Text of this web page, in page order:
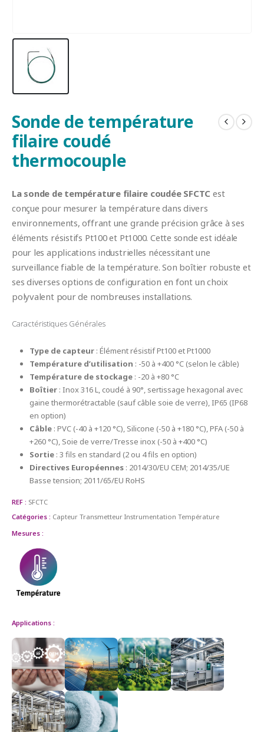
Sonde de température
filaire coudé
thermocouple
La sonde de température filaire coudée SFCTC est
conçue pour mesurer la température dans divers
environnements, offrant une grande précision grâce à ses
éléments résistifs Pt100 et Pt1000. Cette sonde est idéale
pour les applications industrielles nécessitant une
surveillance fiable de la température. Son boîtier robuste et
ses diverses options de configuration en font un choix
polyvalent pour de nombreuses installations.
Caractéristiques Générales
Type de capteur: Élément résistif Pt100 et Pt1000
Température d’utilisation : -50 à +400 °C (selon le câble)
Température de stockage: -20 à +80 °C
Boîtier: Inox 316 L, coudé à 90°, sertissage hexagonal avec
gaine thermorétractable (sauf câble soie de verre), IP65 (IP68
en option)
Câble: PVC (-40 à +120 °C), Silicone (-50 à +180 °C), PFA (-50 à
+260 °C), Soie de verre/Tresse inox (-50 à +400 °C)
Sortie: 3 fils en standard (2 ou 4 fils en option)
Directives Européennes: 2014/30/EU CEM; 2014/35/UE
Basse tension; 2011/65/EU RoHS
REF : SFCTC
Catégories : Capteur Transmetteur Instrumentation Température
Mesures :
Applications :